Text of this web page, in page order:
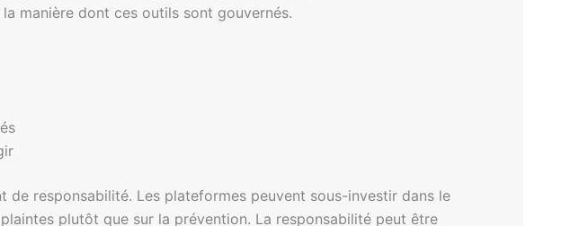
manière dont ces outils sont gouvernés.
de responsabilité. Les plateformes peuvent sous-investir dans le
plutôt que sur la prévention. La responsabilité peut être